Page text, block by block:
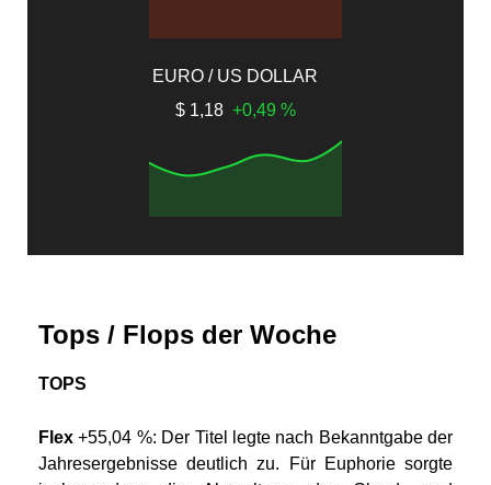
EURO / US DOLLAR
$ 1,18 +0,49 %
Tops / Flops der Woche
TOPS
Flex+55,04 %: Der Titel legte nach Bekanntgabe der
Jahresergebnisse deutlich zu. Für Euphorie sorgte